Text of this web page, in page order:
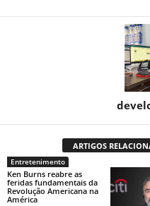
ARTIGOS
Entretenimento
Ken Burns reabre as
feridas fundamentais da
Revolução Americana na
América